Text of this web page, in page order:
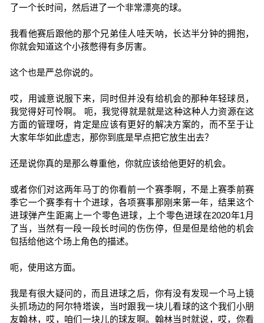
了一个长时间，然后进了一个非常漂亮的球。
我看他赛后跟他的那个兄弟佳人哇天呐，长达半分钟的拥抱，
你就会知道这个小孩憋得有多厉害。
这个也是严总你说的。
哎，用诚意说服下来，同时但并没有给机会的那种年轻球员，
我觉得好可怜啊。 呃，我觉得就是就是这种这种人力资源在这
方面的管理呀，肯定是应该有更好的解决方案的，而不至于让
大家年华如此虚志，那你到底是早点把它放生出去？
还是说你真的是那么尊重他，你就应该给他更好的机会。
或者你们对这两年马丁的你看前一个赛季啊，不是上赛季前赛
季它一个赛季有十个进球，各项赛事那刚来第一年，结果这个
进球弹产生距离上一个零色进球，上个零色进球在2020年1月
了当，当然有一段一段长时间的伤伤停，但是但是给他的机会
包括给他这个场上角色的描述。
呃，使用这方面。
我是有很大疑问的，而且进球之后，你有没有发现一个马上镜
头抓场边的阿尔特塔诶，当时跟我一块儿看球的这个我们小朋
友翰林，哎，咱们一块儿的球友啊。翰林当时就说，哎，你看